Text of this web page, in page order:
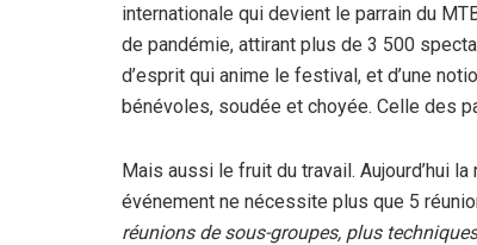
internationale qui devient le parrain du
de pandémie, attirant plus de 3 500
d’esprit qui anime le festival, et d’une
bénévoles, soudée et choyée. Celle des
Mais aussi le fruit du travail. Aujourd’hui
événement ne nécessite plus que 5
réunions de sous-groupes, plus